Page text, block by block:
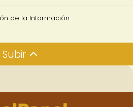
de la Información
Subir